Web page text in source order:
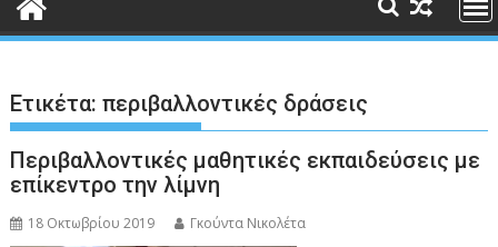
Ετικέτα:περιβαλλοντικές δράσεις
Περιβαλλοντικές μαθητικές εκπαιδεύσεις με
επίκεντρο την λίμνη
18 Οκτωβρίου 2019 Γκούντα Νικολέτα